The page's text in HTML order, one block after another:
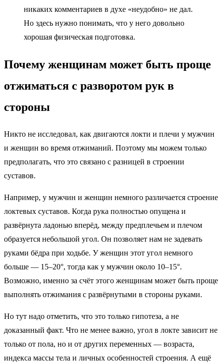
никаких комментариев в духе «неудобно» не дал.
Но здесь нужно понимать, что у него довольно
хорошая физическая подготовка.
Почему женщинам может быть проще
отжиматься с разворотом рук в
стороны
Никто не исследовал, как двигаются локти и плечи у мужчин
и женщин во время отжиманий. Поэтому мы можем только
предполагать, что это связано с разницей в строении
суставов.
Например, у мужчин и женщин немного различается строение
локтевых суставов. Когда рука полностью опущена и
развёрнута ладонью вперёд, между предплечьем и плечом
образуется небольшой угол. Он позволяет нам не задевать
руками бёдра при ходьбе. У женщин этот угол немного
больше — 15–20°, тогда как у мужчин около 10–15°.
Возможно, именно за счёт этого женщинам может быть проще
выполнять отжимания с развёрнутыми в стороны руками.
Но тут надо отметить, что это только гипотеза, а не
доказанный факт. Что не менее важно, угол в локте зависит не
только от пола, но и от других переменных — возраста,
индекса массы тела и личных особенностей строения. А ещё